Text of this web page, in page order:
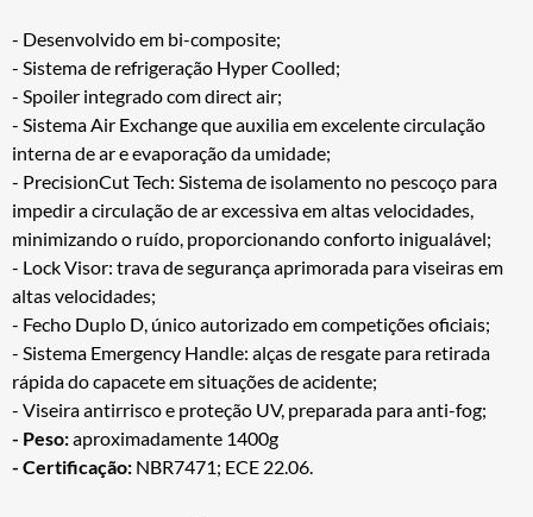
- Desenvolvido em bi-composite;
- Sistema de refrigeração Hyper Coolled;
- Spoiler integrado com direct air;
- Sistema Air Exchange que auxilia em excelente circulação
interna de ar e evaporação da umidade;
- PrecisionCut Tech: Sistema de isolamento no pescoço para
impedir a circulação de ar excessiva em altas velocidades,
minimizando o ruído, proporcionando conforto inigualável;
- Lock Visor: trava de segurança aprimorada para viseiras em
altas velocidades;
- Fecho Duplo D, único autorizado em competições oficiais;
- Sistema Emergency Handle: alças de resgate para retirada
rápida do capacete em situações de acidente;
- Viseira antirrisco e proteção UV, preparada para anti-fog;
- Peso:aproximadamente 1400g
- Certificação: NBR7471; ECE 22.06.